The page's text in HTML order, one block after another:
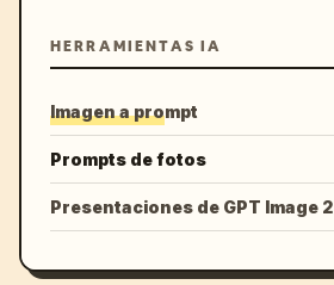
HERRAMIENTAS IA
Imagen a prompt
Prompts de fotos
Presentaciones de GPT Image 2